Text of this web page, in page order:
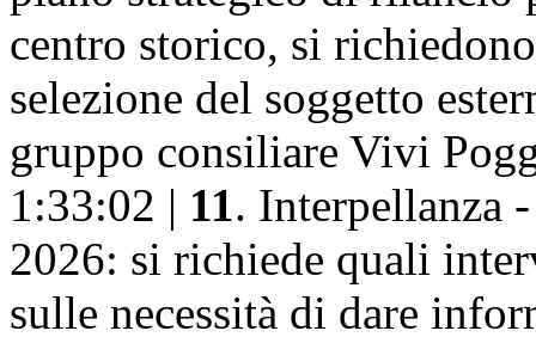
centro storico, si
selezione del soggetto
gruppo consiliare Vivi
1:33:02 | 11. Interpellanza
2026: si richiede quali
sulle necessità di dare